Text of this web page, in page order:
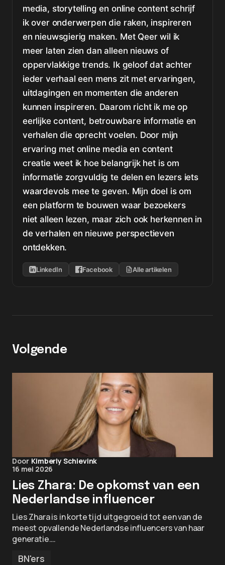
media, storytelling en online content schrijf
ik over onderwerpen die raken, inspireren
en nieuwsgierig maken. Met Qeer wil ik
meer laten zien dan alleen nieuws of
oppervlakkige trends. Ik geloof dat achter
ieder verhaal een mens zit met ervaringen,
uitdagingen en momenten die anderen
kunnen inspireren. Daarom richt ik me op
eerlijke content, betrouwbare informatie en
verhalen die oprecht voelen. Door mijn
ervaring met online media en content
creatie weet ik hoe belangrijk het is om
informatie zorgvuldig te delen en lezers iets
waardevols mee te geven. Mijn doel is om
een platform te bouwen waar bezoekers
niet alleen lezen, maar zich ook herkennen in
de verhalen en nieuwe perspectieven
ontdekken.
LinkedIn Facebook Alle artikelen
Volgende
Door Kimberly Schievink
16 mei 2026
Lies Zhara: De opkomst van een
Nederlandse influencer
Lies Zhara is in korte tijd uitgegroeid tot een van de
meest opvallende Nederlandse influencers van haar
generatie.…
BN'ers